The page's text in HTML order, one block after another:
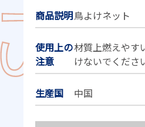
商品説明鳥よけネット
使用上の
注意
材質上燃えやす
けないでくださ
生産国 中国